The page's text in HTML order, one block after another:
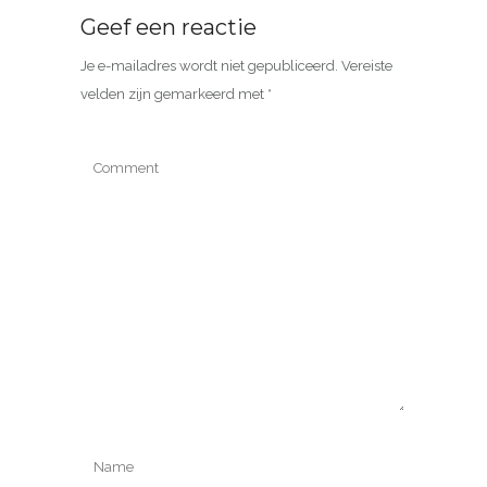
Geef een reactie
Je e-mailadres wordt niet gepubliceerd. Vereiste
velden zijn gemarkeerd met *